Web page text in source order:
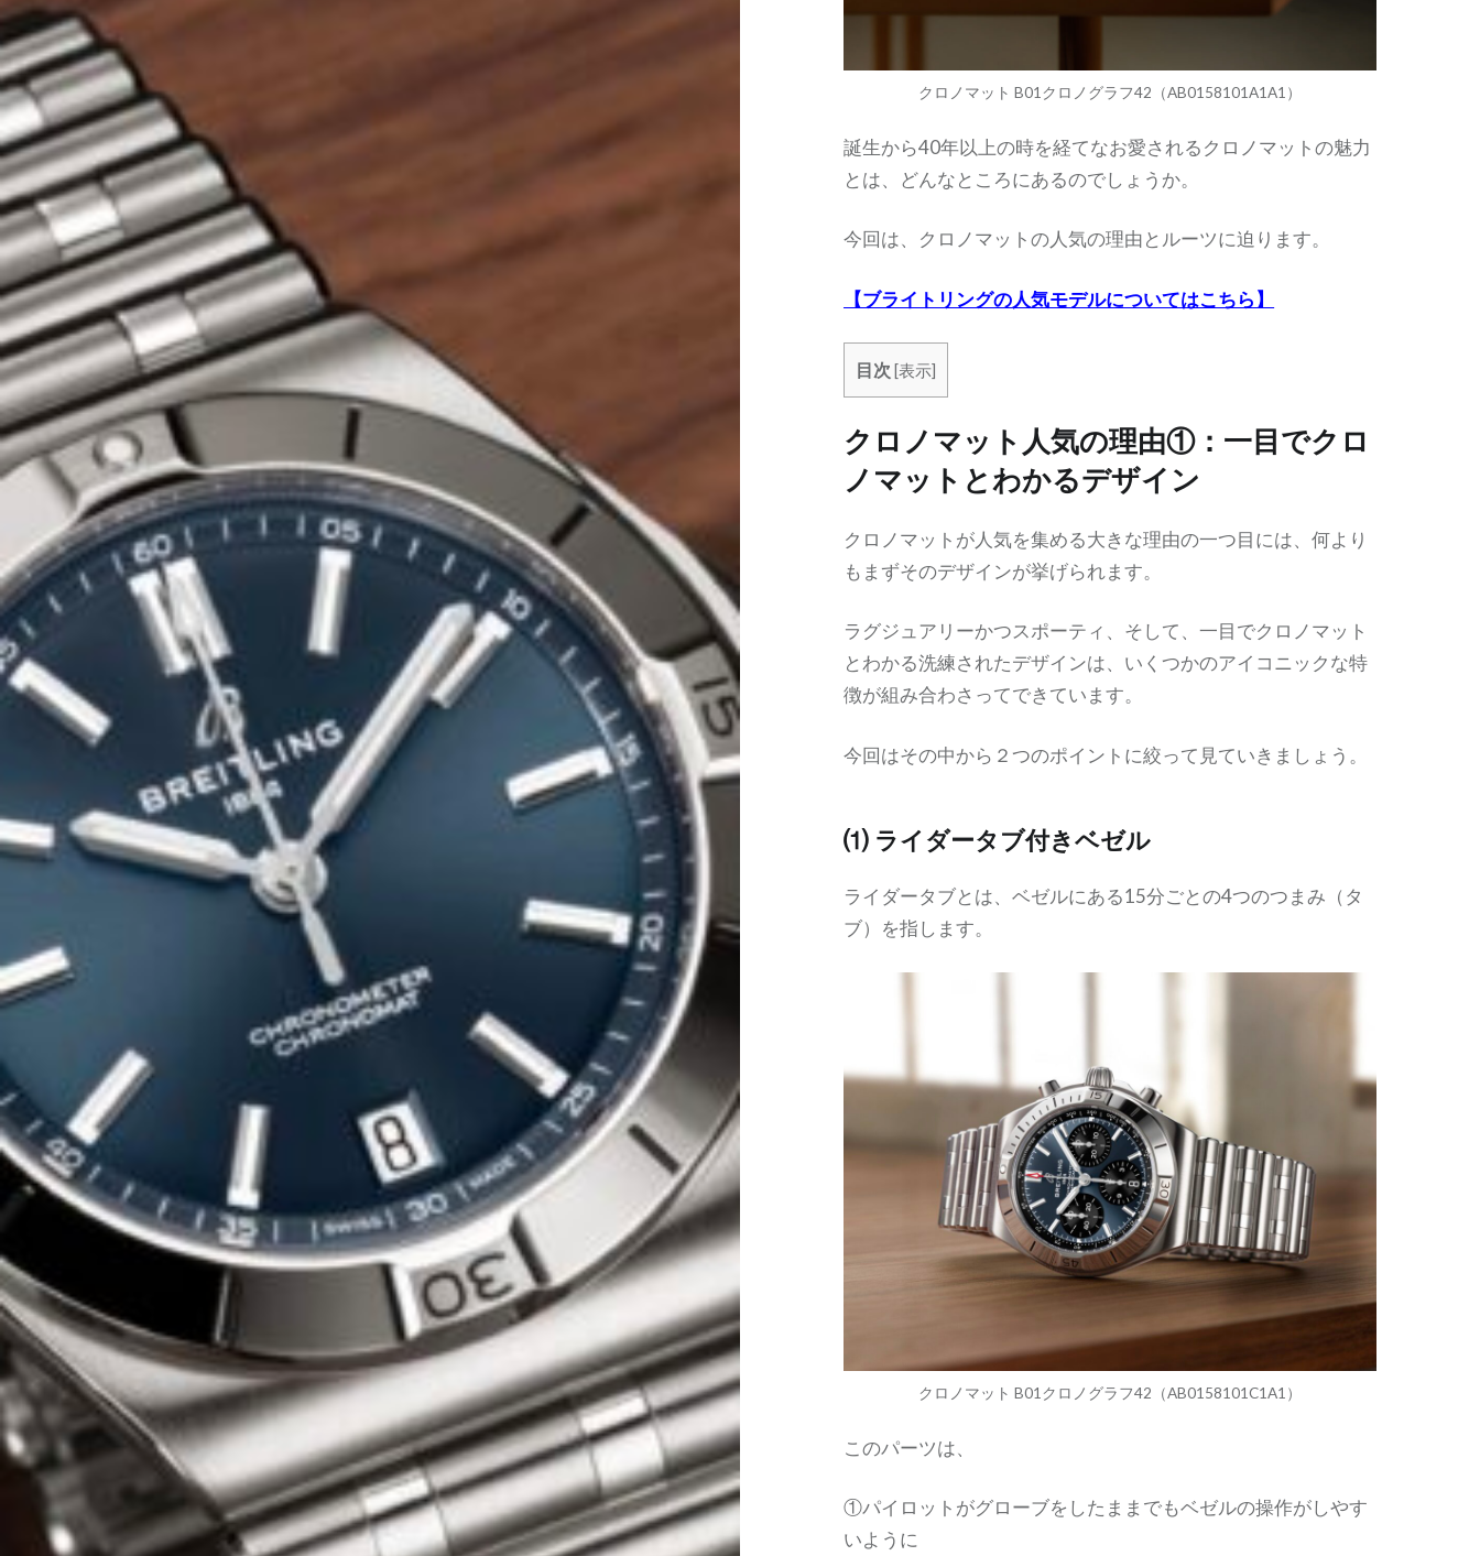
クロノマット B01クロノグラフ42（AB0158101A1A1）
誕生から40年以上の時を経てなお愛されるクロノマットの魅力
とは、どんなところにあるのでしょうか。
今回は、クロノマットの人気の理由とルーツに迫ります。
【ブライトリングの人気モデルについてはこちら】
目次 [表示
クロノマット人気の理由①：一目でクロ
ノマットとわかるデザイン
クロノマットが人気を集める大きな理由の一つ目には、何より
もまずそのデザインが挙げられます。
ラグジュアリーかつスポーティ、そして、一目でクロノマット
とわかる洗練されたデザインは、いくつかのアイコニックな特
徴が組み合わさってできています。
今回はその中から２つのポイントに絞って見ていきましょう。
⑴ ライダータブ付きベゼル
ライダータブとは、ベゼルにある15分ごとの4つのつまみ（タ
ブ）を指します。
クロノマット B01クロノグラフ42（AB0158101C1A1）
このパーツは、
①パイロットがグローブをしたままでもベゼルの操作がしやす
いように